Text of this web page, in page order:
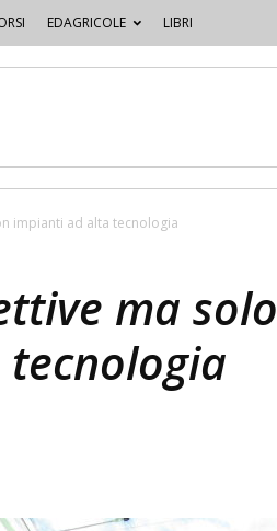
EDAGRICOLE LIBRI
impianti ad alta tecnologia
ma solo